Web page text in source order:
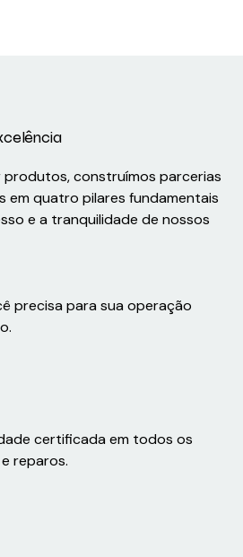
produtos, construímos parcerias
em quatro pilares fundamentais
e a tranquilidade de nossos
precisa para sua operação
certificada em todos os
reparos.